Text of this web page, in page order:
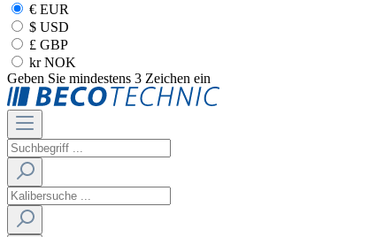
€ EUR
$ USD
£ GBP
kr NOK
Geben Sie mindestens 3 Zeichen ein